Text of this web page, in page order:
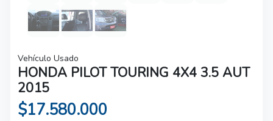
Vehículo Usado
HONDA PILOT TOURING 4X4 3.5 AUT
2015
$17.580.000